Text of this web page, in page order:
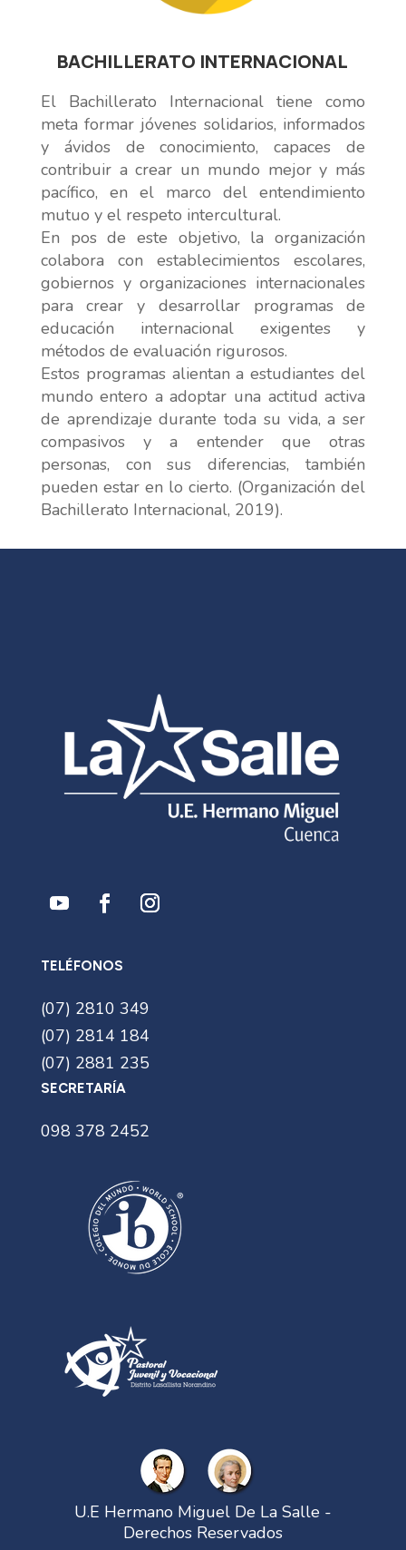
BACHILLERATO INTERNACIONAL
El Bachillerato Internacional tiene como
meta formar jóvenes solidarios, informados
y ávidos de conocimiento, capaces de
contribuir a crear un mundo mejor y más
pacífico, en el marco del entendimiento
mutuo y el respeto intercultural.
En pos de este objetivo, la organización
colabora con establecimientos escolares,
gobiernos y organizaciones internacionales
para crear y desarrollar programas de
educación internacional exigentes y
métodos de evaluación rigurosos.
Estos programas alientan a estudiantes del
mundo entero a adoptar una actitud activa
de aprendizaje durante toda su vida, a ser
compasivos y a entender que otras
personas, con sus diferencias, también
pueden estar en lo cierto. (Organización del
Bachillerato Internacional, 2019).
TELÉFONOS
(07) 2810 349
(07) 2814 184
(07) 2881 235
SECRETARÍA
098 378 2452
U.E Hermano Miguel De La Salle -
Derechos Reservados